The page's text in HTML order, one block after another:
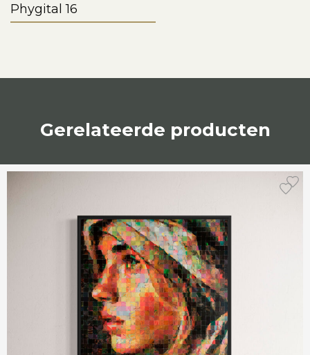
Phygital 16
Gerelateerde producten